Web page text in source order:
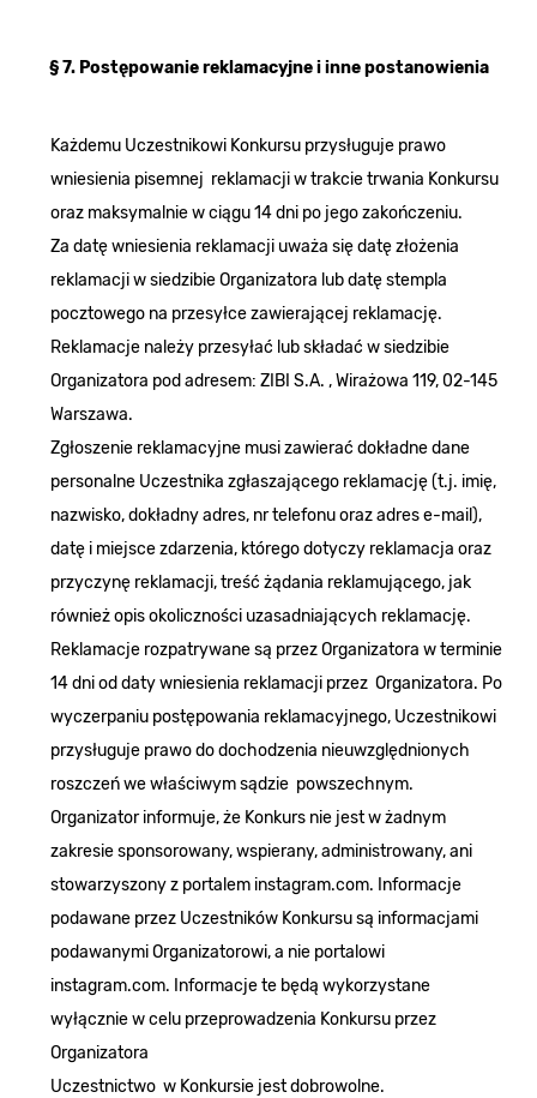
§ 7. Postępowanie reklamacyjne i inne postanowienia
Każdemu Uczestnikowi Konkursu przysługuje prawo
wniesienia pisemnej reklamacji w trakcie trwania Konkursu
oraz maksymalnie w ciągu 14 dni po jego zakończeniu.
Za datę wniesienia reklamacji uważa się datę złożenia
reklamacji w siedzibie Organizatora lub datę stempla
pocztowego na przesyłce zawierającej reklamację.
Reklamacje należy przesyłać lub składać w siedzibie
Organizatora pod adresem: ZIBI S.A. , Wirażowa 119, 02-145
Warszawa.
Zgłoszenie reklamacyjne musi zawierać dokładne dane
personalne Uczestnika zgłaszającego reklamację (t.j. imię,
nazwisko, dokładny adres, nr telefonu oraz adres e-mail),
datę i miejsce zdarzenia, którego dotyczy reklamacja oraz
przyczynę reklamacji, treść żądania reklamującego, jak
również opis okoliczności uzasadniających reklamację.
Reklamacje rozpatrywane są przez Organizatora w terminie
14 dni od daty wniesienia reklamacji przez Organizatora. Po
wyczerpaniu postępowania reklamacyjnego, Uczestnikowi
przysługuje prawo do dochodzenia nieuwzględnionych
roszczeń we właściwym sądzie powszechnym.
Organizator informuje, że Konkurs nie jest w żadnym
zakresie sponsorowany, wspierany, administrowany, ani
stowarzyszony z portalem instagram.com. Informacje
podawane przez Uczestników Konkursu są informacjami
podawanymi Organizatorowi, a nie portalowi
instagram.com. Informacje te będą wykorzystane
wyłącznie w celu przeprowadzenia Konkursu przez
Organizatora
Uczestnictwo w Konkursie jest dobrowolne.